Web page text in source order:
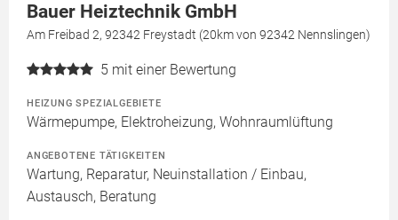
Bauer Heiztechnik GmbH
Am Freibad 2, 92342 Freystadt (20km von 92342 Nennslingen)
5 mit einer Bewertung
HEIZUNG SPEZIALGEBIETE
Wärmepumpe, Elektroheizung, Wohnraumlüftung
ANGEBOTENE TÄTIGKEITEN
Wartung, Reparatur, Neuinstallation / Einbau,
Austausch, Beratung